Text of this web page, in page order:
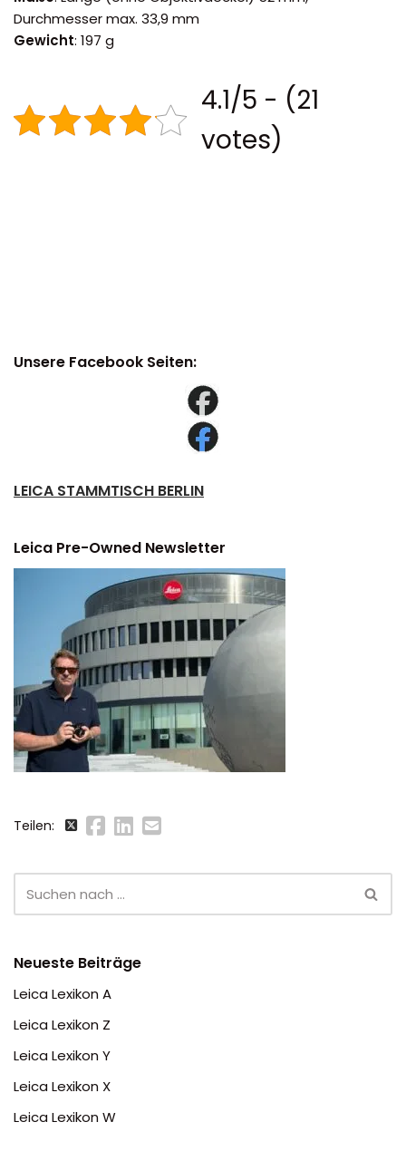
Durchmesser max. 33,9 mm
Gewicht: 197 g
4.1/5 - (21
votes)
Unsere Facebook Seiten:
LEICA STAMMTISCH BERLIN
Leica Pre-Owned Newsletter
Teilen:
Neueste Beiträge
Leica Lexikon A
Leica Lexikon Z
Leica Lexikon Y
Leica Lexikon X
Leica Lexikon W